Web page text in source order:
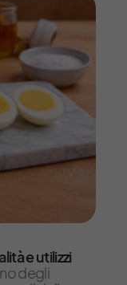
e utilizzi
degli